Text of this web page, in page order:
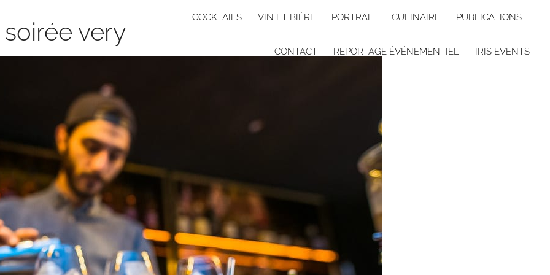
COCKTAILS VIN ET BIÈRE PORTRAIT CULINAIRE PUBLICATIONS
CONTACT REPORTAGE ÉVÉNEMENTIEL IRIS EVENTS
very